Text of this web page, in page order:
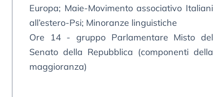
Europa; Maie-Movimento associativo Italiani
all’estero-Psi; Minoranze linguistiche
Ore 14 - gruppo Parlamentare Misto del
Senato della Repubblica (componenti della
maggioranza)